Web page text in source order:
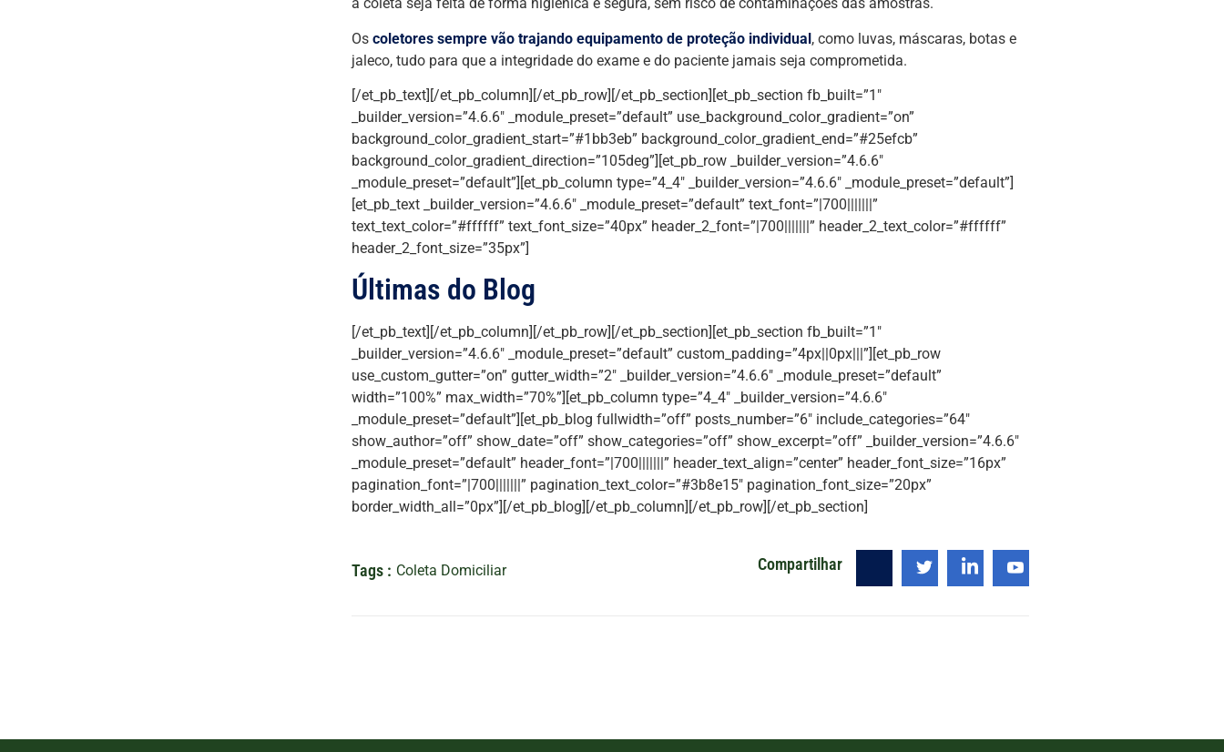
Oscoletores sempre vão trajando equipamento de proteção individual, como luvas, máscaras, botas e
jaleco, tudo para que a integridade do exame e do paciente jamais seja comprometida.
[/et_pb_text][/et_pb_column][/et_pb_row][/et_pb_section][et_pb_section fb_built=”1″
_builder_version=”4.6.6″ _module_preset=”default” use_background_color_gradient=”on”
background_color_gradient_start=”#1bb3eb” background_color_gradient_end=”#25efcb”
background_color_gradient_direction=”105deg”][et_pb_row _builder_version=”4.6.6″
_module_preset=”default”][et_pb_column type=”4_4″ _builder_version=”4.6.6″ _module_preset=”default”]
[et_pb_text _builder_version=”4.6.6″ _module_preset=”default” text_font=”|700|||||||”
text_text_color=”#ffffff” text_font_size=”40px” header_2_font=”|700|||||||” header_2_text_color=”#ffffff”
header_2_font_size=”35px”]
Últimas do Blog
[/et_pb_text][/et_pb_column][/et_pb_row][/et_pb_section][et_pb_section fb_built=”1″
_builder_version=”4.6.6″ _module_preset=”default” custom_padding=”4px||0px|||”][et_pb_row
use_custom_gutter=”on” gutter_width=”2″ _builder_version=”4.6.6″ _module_preset=”default”
width=”100%” max_width=”70%”][et_pb_column type=”4_4″ _builder_version=”4.6.6″
_module_preset=”default”][et_pb_blog fullwidth=”off” posts_number=”6″ include_categories=”64″
show_author=”off” show_date=”off” show_categories=”off” show_excerpt=”off” _builder_version=”4.6.6″
_module_preset=”default” header_font=”|700|||||||” header_text_align=”center” header_font_size=”16px”
pagination_font=”|700|||||||” pagination_text_color=”#3b8e15″ pagination_font_size=”20px”
border_width_all=”0px”][/et_pb_blog][/et_pb_column][/et_pb_row][/et_pb_section]
Tags : Coleta Domiciliar Compartilhar